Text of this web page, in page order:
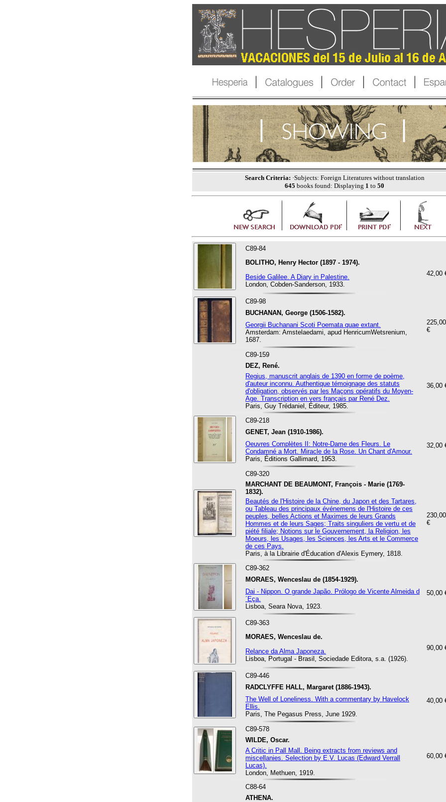
Search Criteria: ·Subjects: Foreign Literatures without translation
645 books found: Displaying 1 to 50
C89-84
BOLITHO, Henry Hector (1897 - 1974).
42,00
Beside Galilee. A Diary in Palestine.
London, Cobden-Sanderson, 1933.
C89-98
BUCHANAN, George (1506-1582).
225,00
€
Georgii Buchanani Scoti Poemata quae extant.
Amsterdam: Amstelaedami, apud HenricumWetsrenium,
1687.
C89-159
DEZ, René.
36,00
Regius, manuscrit anglais de 1390 en forme de poème,
d'auteur inconnu. Authentique témoignage des statuts
d'obligation, observés par les Maçons opératifs du Moyen-
Age. Transcription en vers français par René Dez.
Paris, Guy Trédaniel, Éditeur, 1985.
C89-218
GENET, Jean (1910-1986).
32,00
Oeuvres Complètes II: Notre-Dame des Fleurs. Le
Condamné a Mort. Miracle de la Rose. Un Chant d'Amour.
Paris, Éditions Gallimard, 1953.
C89-320
MARCHANT DE BEAUMONT, François - Marie (1769-
1832).
230,00
€
Beautés de l'Histoire de la Chine, du Japon et des Tartares,
ou Tableau des principaux événemens de l'Histoire de ces
peuples, belles Actions et Maximes de leurs Grands
Hommes et de leurs Sages; Traits singuliers de vertu et de
piété filiale; Notions sur le Gouvernement, la Religion, les
Moeurs, les Usages, les Sciences, les Arts et le Commerce
de ces Pays.
Paris, à la Librairie d'Éducation d'Alexis Eymery, 1818.
C89-362
MORAES, Wenceslau de (1854-1929).
50,00
Dai - Nippon. O grande Japão. Prólogo de Vicente Almeida d
´Eça.
Lisboa, Seara Nova, 1923.
C89-363
MORAES, Wenceslau de.
90,00
Relance da Alma Japoneza.
Lisboa, Portugal - Brasil, Sociedade Editora, s.a. (1926).
C89-446
RADCLYFFE HALL, Margaret (1886-1943).
40,00
The Well of Loneliness. With a commentary by Havelock
Ellis.
Paris, The Pegasus Press, June 1929.
C89-578
WILDE, Oscar.
60,00
A Critic in Pall Mall. Being extracts from reviews and
miscellanies. Selection by E.V. Lucas (Edward Verrall
Lucas).
London, Methuen, 1919.
C88-64
ATHENA.